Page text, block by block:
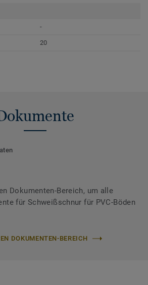
-
20
Dokumenten-Bereich, um alle
für Schweißschnur für PVC-Böden
DOKUMENTEN-BEREICH